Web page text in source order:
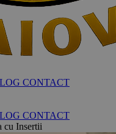
CONTACT
CONTACT
cu Insertii